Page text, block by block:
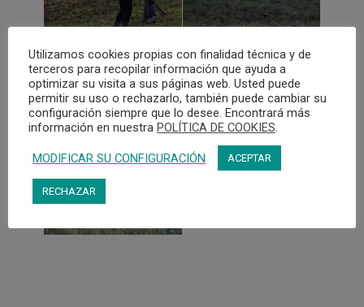
artístico y antropológico de Aiaraldea
(Euskal Herria), diverso, intergeneracional,
mixto y de fuerte raíz rural. El irrintzi –
antigua forma vocal – lo investigamos
desde una mirada contemporánea,
creando performances y experiencias
colaborativas inmersivas a partir del
cuerpo, el sonido, la voz y el paisaje.
formado por 9 municipios, creando
Utilizamos cookies propias con finalidad técnica y de
terceros para recopilar información que ayuda a
optimizar su visita a sus páginas web. Usted puede
permitir su uso o rechazarlo, también puede cambiar su
configuración siempre que lo desee. Encontrará más
información en nuestra POLÍTICA DE COOKIES.
MODIFICAR SU CONFIGURACIÓN ACEPTAR
RECHAZAR